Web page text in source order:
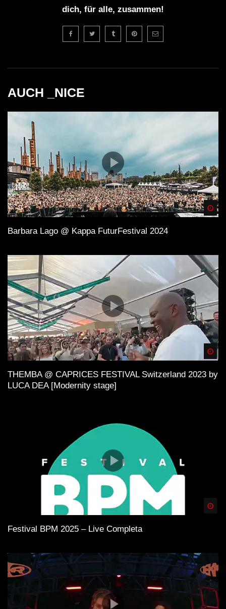
dich, für alle, zusammen!
AUCH _NICE
Barbara Lago @ Kappa FuturFestival 2024
THEMBA @ CAPRICES FESTIVAL Switzerland 2023 by
LUCA DEA [Modernity stage]
Festival BPM 2025 – Live Completa